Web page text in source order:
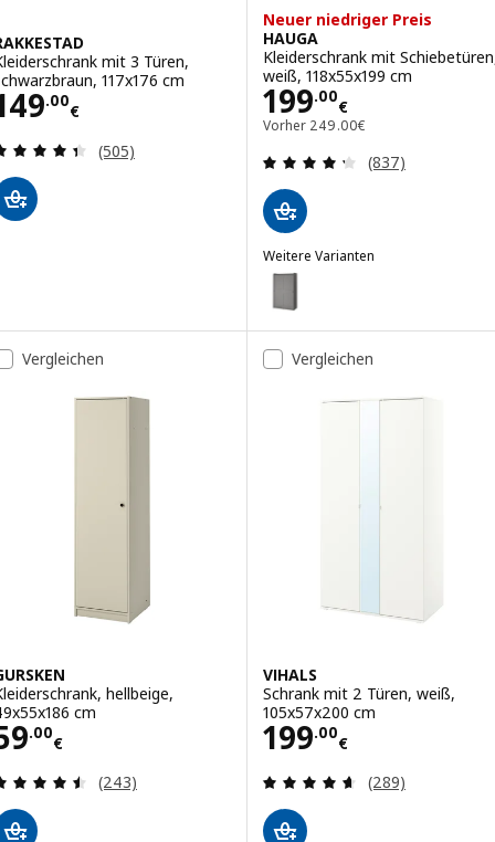
mit 3 Türen,
117x176 cm
.00
€
149.00€
Bewertungen: 4.4 von 5 Sternen. Bewertungen
(505)
Neuer niedriger Preis
HAUGA
Kleiderschrank mit
weiß, 118x55x199 cm
199.00
€
Preis 199.00€
Vorher 249.00€
Vorher 249.00€
Bewertungen:
(837)
Weitere Varianten
HAUGA
Option: HAUGA,
Vergleichen
hellbeige,
cm
.00
€59.00€
Bewertungen: 4.5 von 5 Sternen. Bewertungen
(243)
Vergleichen
VIHALS
Schrank mit 2 Türen, weiß,
105x57x200 cm
199.00
€
Preis 199.00€
Bewertungen:
(289)